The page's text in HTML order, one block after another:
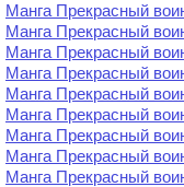
Манга Прекрасный
Манга Прекрасный
Манга Прекрасный
Манга Прекрасный
Манга Прекрасный
Манга Прекрасный
Манга Прекрасный
Манга Прекрасный
Манга Прекрасный